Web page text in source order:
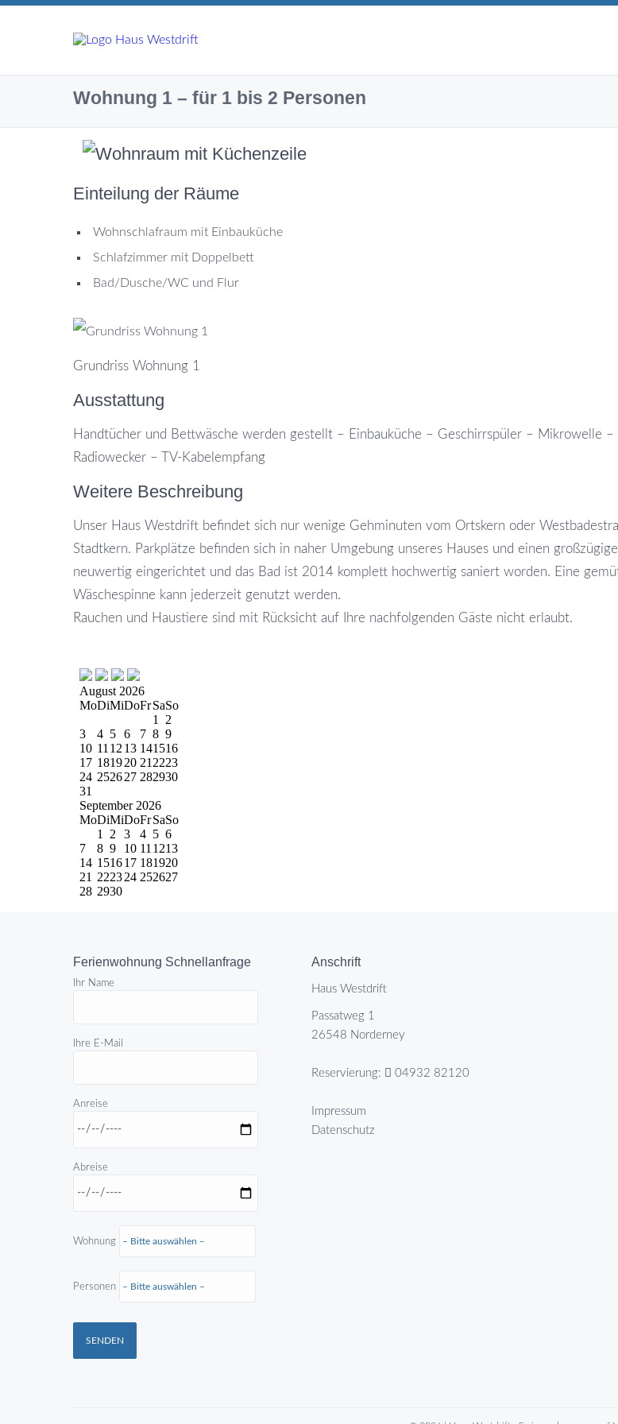
Wohnung 1 – für 1 bis 2 Personen
Einteilung der Räume
Wohnschlafraum mit Einbauküche
Schlafzimmer mit Doppelbett
Bad/Dusche/WC und Flur
Grundriss Wohnung 1
Ausstattung
Handtücher und Bettwäsche werden gestellt – Einbauküche – Geschirrspüler – Mikrowelle
Radiowecker – TV-Kabelempfang
Weitere Beschreibung
Unser Haus Westdrift befindet sich nur wenige Gehminuten vom Ortskern oder
Stadtkern. Parkplätze befinden sich in naher Umgebung unseres Hauses und einen
neuwertig eingerichtet und das Bad ist 2014 komplett hochwertig saniert worden. Eine
Wäschespinne kann jederzeit genutzt werden.
Rauchen und Haustiere sind mit Rücksicht auf Ihre nachfolgenden Gäste nicht erlaubt.
Ferienwohnung Schnellanfrage
Ihr Name
Ihre E-Mail
Anreise
Abreise
Wohnung
Personen
Anschrift
Haus Westdrift
Passatweg 1
26548 Norderney
Reservierung: 04932 82120
Impressum
Datenschutz